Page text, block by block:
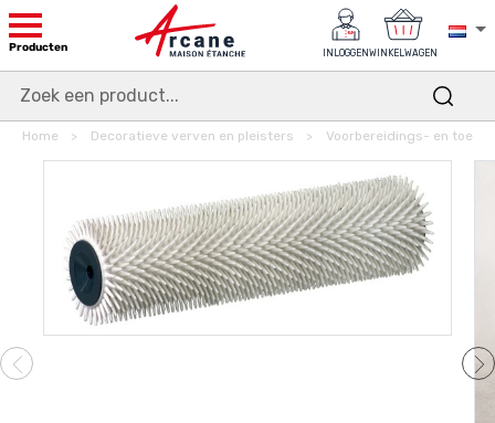
Producten INLOGGENWINKELWAGEN
Home Decoratieve verven en pleisters Voorbereidings- en